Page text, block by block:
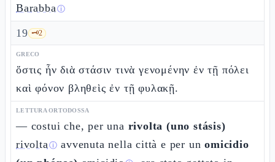
Barabbaⓘ
19 🗝️2
GRECO
ὅστις ἦν διὰ στάσιν τινὰ γενομένην ἐν τῇ πόλει
καὶ φόνον βληθεὶς ἐν τῇ φυλακῇ.
LETTURA ORTODOSSA
— costui che, per una rivolta (uno stásis)
rivoltaⓘ avvenuta nella città e per unomicidio